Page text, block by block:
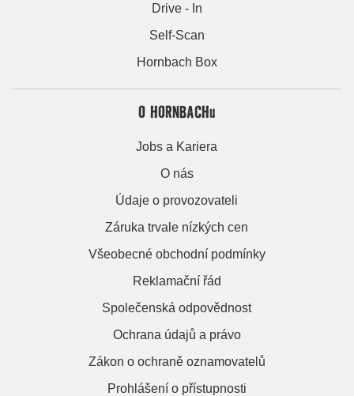
Drive - In
Self-Scan
Hornbach Box
O HORNBACHu
Jobs a Kariera
O nás
Údaje o provozovateli
Záruka trvale nízkých cen
Všeobecné obchodní podmínky
Reklamační řád
Společenská odpovědnost
Ochrana údajů a právo
Zákon o ochraně oznamovatelů
Prohlášení o přístupnosti